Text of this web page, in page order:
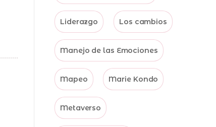
Liderazgo Los cambios
Manejo de las Emociones
Mapeo Marie Kondo
Metaverso